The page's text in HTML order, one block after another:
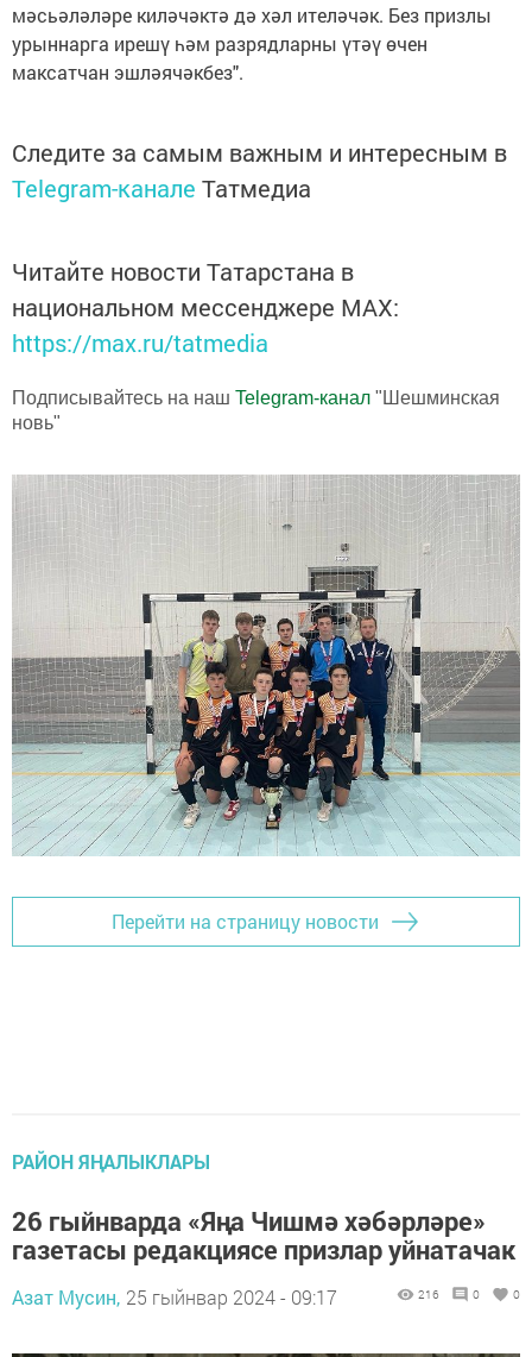
мәсьәләләре киләчәктә дә хәл ителәчәк. Без призлы
урыннарга ирешү һәм разрядларны үтәү өчен
максатчан эшләячәкбез".
Следите за самым важным и интересным в
Telegram-канале Татмедиа
Читайте новости Татарстана в
национальном мессенджере MАХ:
https://max.ru/tatmedia
Подписывайтесь на наш Telegram-канал "Шешминская
новь"
Перейти на страницу новости
РАЙОН ЯҢАЛЫКЛАРЫ
26 гыйнварда «Яңа Чишмә хәбәрләре»
газетасы редакциясе призлар уйнатачак
Азат Мусин, 25 гыйнвар 2024 - 09:17 216 0 0